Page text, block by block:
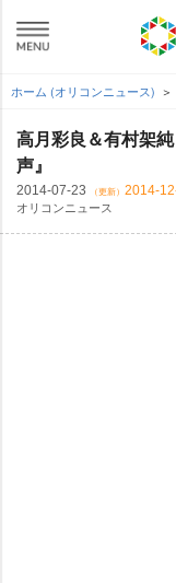
ホーム (オリコンニュース)
高月彩良＆有村架
声』
2014-07-23 （更新） 2014-
オリコンニュース